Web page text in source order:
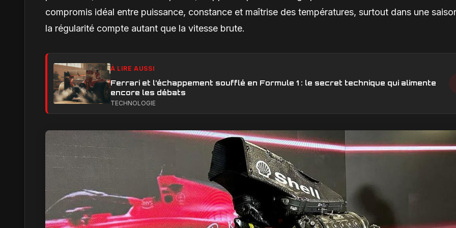
compromis idéal entre puissance, constance et maîtrise des températures, surtout dans une
la régularité compte autant que la vitesse brute.
À LIRE AUSSI
Ferrari et l’échappement soufflé en Formule 1 : le secret technique qui alimente
encore les débats
TECHNOLOGIE